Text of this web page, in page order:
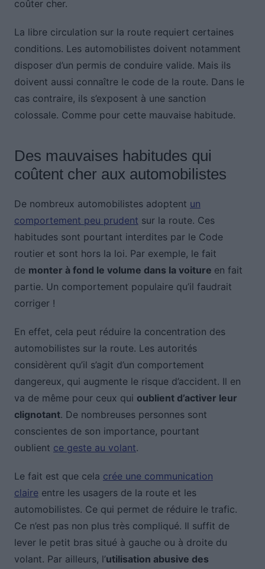
coûter cher.
La libre circulation sur la route requiert certaines
conditions. Les automobilistes doivent notamment
disposer d’un permis de conduire valide. Mais ils
doivent aussi connaître le code de la route. Dans le
cas contraire, ils s’exposent à une sanction
colossale. Comme pour cette mauvaise habitude.
Des mauvaises habitudes qui
coûtent cher aux automobilistes
De nombreux automobilistes adoptent un
comportement peu prudent sur la route. Ces
habitudes sont pourtant interdites par le Code
routier et sont hors la loi. Par exemple, le fait
de monter à fond le volume dans la voiture en fait
partie. Un comportement populaire qu’il faudrait
corriger !
En effet, cela peut réduire la concentration des
automobilistes sur la route. Les autorités
considèrent qu’il s’agit d’un comportement
dangereux, qui augmente le risque d’accident. Il en
va de même pour ceux qui oublient d’activer leur
clignotant. De nombreuses personnes sont
conscientes de son importance, pourtant
oublient ce geste au volant.
Le fait est que cela crée une communication
claireentre les usagers de la route et les
automobilistes. Ce qui permet de réduire le trafic.
Ce n’est pas non plus très compliqué. Il suffit de
lever le petit bras situé à gauche ou à droite du
volant. Par ailleurs, l’utilisation abusive des